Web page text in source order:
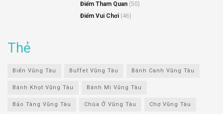
Điểm Tham Quan (50)
Điểm Vui Chơi (46)
Thẻ
Biển Vũng Tàu Buffet Vũng Tàu Bánh Canh Vũng Tàu
Bánh Khọt Vũng Tàu Bánh Mì Vũng Tàu
Bảo Tàng Vũng Tàu Chùa Ở Vũng Tàu Chợ Vũng Tàu